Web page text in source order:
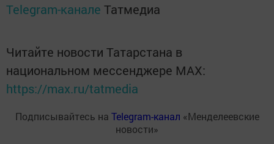
Telegram-канале Татмедиа
Читайте новости Татарстана в
национальном мессенджере MАХ:
https://max.ru/tatmedia
Подписывайтесь на Telegram-канал «Менделеевские
новости»